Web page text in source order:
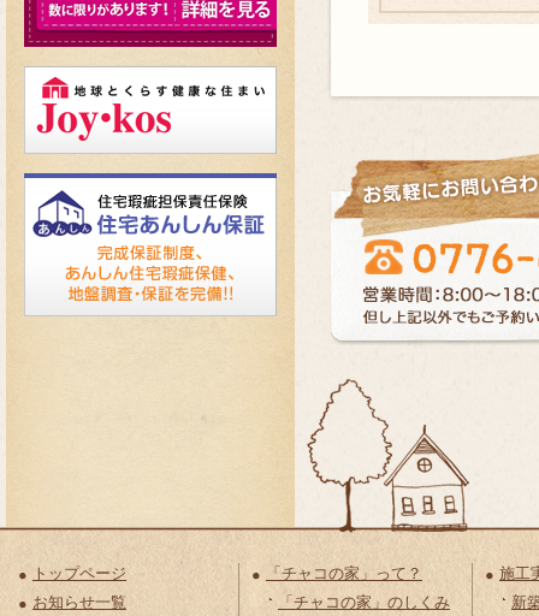
トップページ
お知らせ一覧
「チャコの家」って？
「チャコの家」のしくみ
施工
新